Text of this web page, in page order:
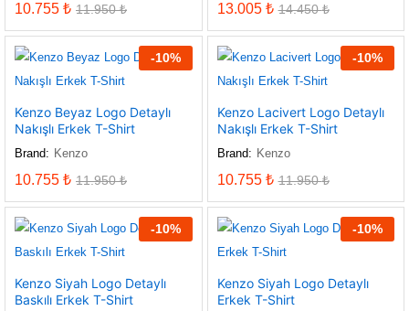
10.755 ₺ 11.950₺ 13.005 ₺ 14.450₺
-10%
Kenzo Beyaz Logo Detaylı
Nakışlı Erkek T-Shirt
Brand: Kenzo
10.755 ₺ 11.950₺
-10%
Kenzo Lacivert Logo Detaylı
Nakışlı Erkek T-Shirt
Brand: Kenzo
10.755 ₺ 11.950₺
-10%
Kenzo Siyah Logo Detaylı
Baskılı Erkek T-Shirt
-10%
Kenzo Siyah Logo Detaylı
Erkek T-Shirt